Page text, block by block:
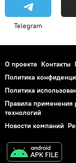
Telegram
О проекте Контакты
Политика
Политика
Правила применения
технологий
Новости компаний